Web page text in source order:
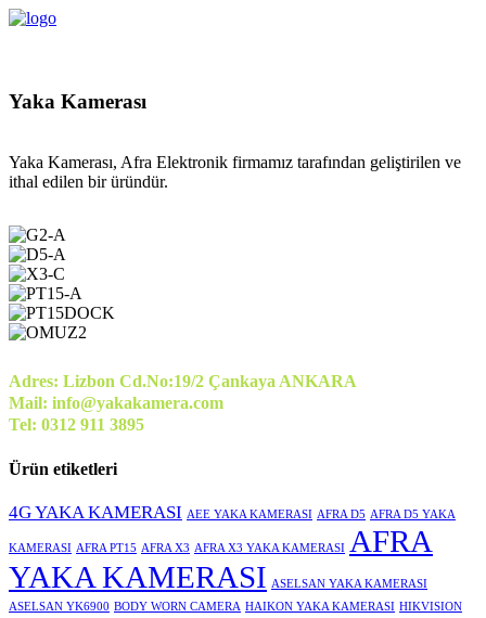
Yaka Kamerası
Yaka Kamerası, Afra Elektronik firmamız tarafından geliştirilen ve
ithal edilen bir üründür.
Adres: Lizbon Cd.No:19/2 Çankaya ANKARA
Mail: info@yakakamera.com
Tel: 0312 911 3895
Ürün etiketleri
4G YAKA KAMERASI AEE YAKA KAMERASI AFRA D5 AFRA D5 YAKA
KAMERASI AFRA PT15 AFRA X3 AFRA X3 YAKA KAMERASI AFRA
YAKA KAMERASI ASELSAN YAKA KAMERASI
ASELSAN YK6900 BODY WORN CAMERA HAIKON YAKA KAMERASI HIKVISION